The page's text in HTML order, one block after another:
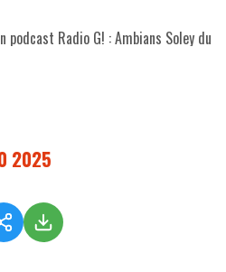
podcast Radio G! : Ambians Soley du
2025